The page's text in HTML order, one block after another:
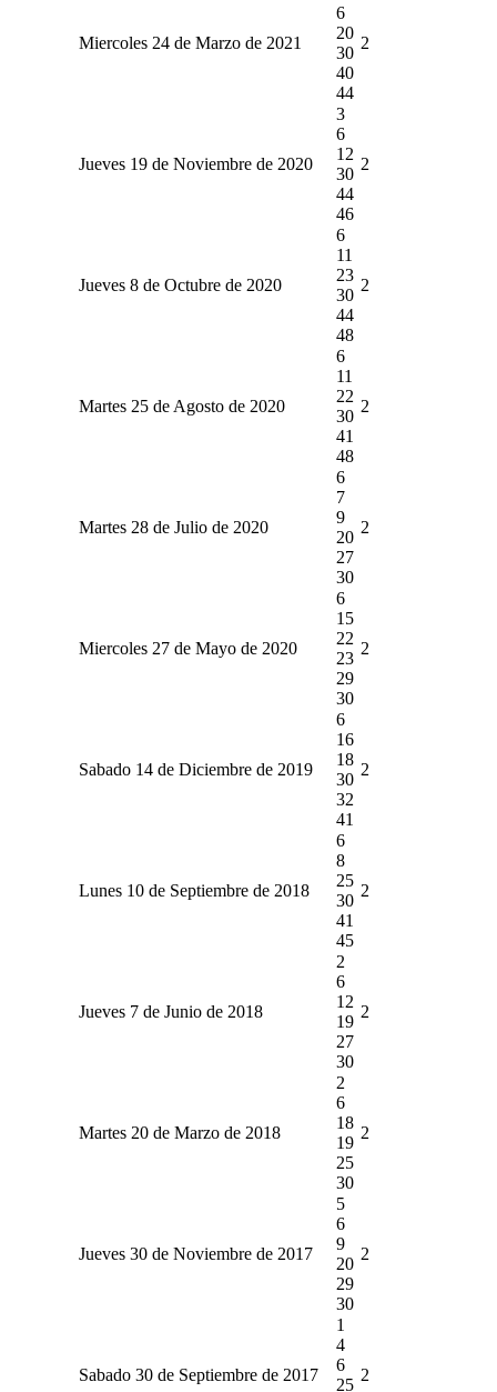
Miercoles 24 de Marzo de 2021
6
20
30
40
44
2
Jueves 19 de Noviembre de 2020
3
6
12
30
44
46
2
Jueves 8 de Octubre de 2020
6
11
23
30
44
48
2
Martes 25 de Agosto de 2020
6
11
22
30
41
48
2
Martes 28 de Julio de 2020
6
7
9
20
27
30
2
Miercoles 27 de Mayo de 2020
6
15
22
23
29
30
2
Sabado 14 de Diciembre de 2019
6
16
18
30
32
41
2
Lunes 10 de Septiembre de 2018
6
8
25
30
41
45
2
Jueves 7 de Junio de 2018
2
6
12
19
27
30
2
Martes 20 de Marzo de 2018
2
6
18
19
25
30
2
Jueves 30 de Noviembre de 2017
5
6
9
20
29
30
2
Sabado 30 de Septiembre de 2017
1
4
6
25
2